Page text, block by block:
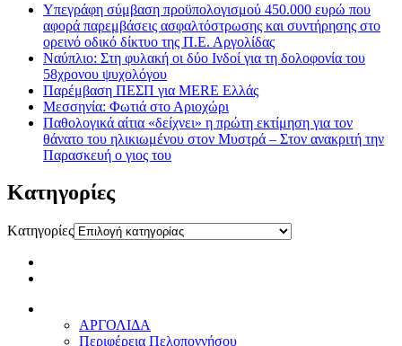
Υπεγράφη σύμβαση προϋπολογισμού 450.000 ευρώ που
αφορά παρεμβάσεις ασφαλτόστρωσης και συντήρησης στο
ορεινό οδικό δίκτυο της Π.Ε. Αργολίδας
Ναύπλιο: Στη φυλακή οι δύο Ινδοί για τη δολοφονία του
58χρονου ψυχολόγου
Παρέμβαση ΠΕΣΠ για MERE Ελλάς
Μεσσηνία: Φωτιά στο Αριοχώρι
Παθολογικά αίτια «δείχνει» η πρώτη εκτίμηση για τον
θάνατο του ηλικιωμένου στον Μυστρά – Στον ανακριτή την
Παρασκευή ο γιος του
Kατηγορίες
Kατηγορίες
ΑΡΓΟΛΙΔΑ
Περιφέρεια Πελοποννήσου